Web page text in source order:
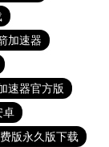
加速器
速器官方版
卓
版永久版下载